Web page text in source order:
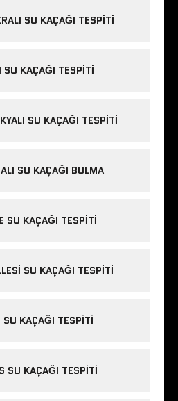
SU KAÇAĞI TESPITI
SU KAÇAĞI TESPITI
SU KAÇAĞI TESPITI
SU KAÇAĞI BULMA
SU KAÇAĞI TESPITI
SU KAÇAĞI TESPITI
SU KAÇAĞI TESPITI
SU KAÇAĞI TESPITI